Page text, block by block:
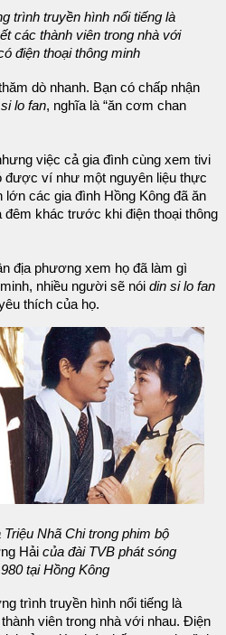
trình truyền hình nổi tiếng là
các thành viên trong nhà với
điện thoại thông minh
dò nhanh. Bạn có chấp nhận
lo fan, nghĩa là “ăn cơm chan
việc cả gia đình cùng xem tivi
được ví như một nguyên liệu thực
lớn các gia đình Hồng Kông đã ăn
đêm khác trước khi điện thoại thông
địa phương xem họ đã làm gì
nhiều người sẽ nói din si lo fan
thích của họ.
Nhã Chi trong phim bộ
Hải của đài TVB phát sóng
tại Hồng Kông
trình truyền hình nổi tiếng là
viên trong nhà với nhau. Điện